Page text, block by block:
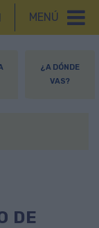
MENÚ
¿A DÓNDE
VAS?
DE